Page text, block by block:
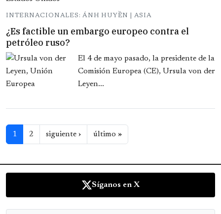
INTERNACIONALES: ÁNH HUYỀN | ASIA
¿Es factible un embargo europeo contra el
petróleo ruso?
El 4 de mayo pasado, la presidente de la
Comisión Europea (CE), Ursula von der
Leyen...
Paginación
1 2 siguiente ›Siguiente página
último »Última página
Síganos en X